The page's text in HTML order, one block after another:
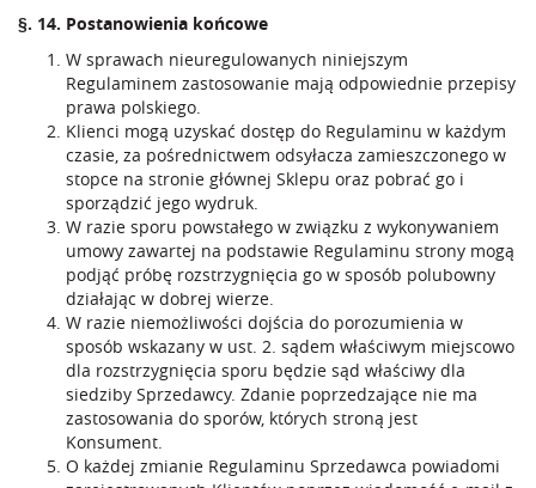
§. 14. Postanowienia końcowe
W sprawach nieuregulowanych niniejszym
Regulaminem zastosowanie mają odpowiednie przepisy
prawa polskiego.
Klienci mogą uzyskać dostęp do Regulaminu w każdym
czasie, za pośrednictwem odsyłacza zamieszczonego w
stopce na stronie głównej Sklepu oraz pobrać go i
sporządzić jego wydruk.
W razie sporu powstałego w związku z wykonywaniem
umowy zawartej na podstawie Regulaminu strony mogą
podjąć próbę rozstrzygnięcia go w sposób polubowny
działając w dobrej wierze.
W razie niemożliwości dojścia do porozumienia w
sposób wskazany w ust. 2. sądem właściwym miejscowo
dla rozstrzygnięcia sporu będzie sąd właściwy dla
siedziby Sprzedawcy. Zdanie poprzedzające nie ma
zastosowania do sporów, których stroną jest
Konsument.
O każdej zmianie Regulaminu Sprzedawca powiadomi